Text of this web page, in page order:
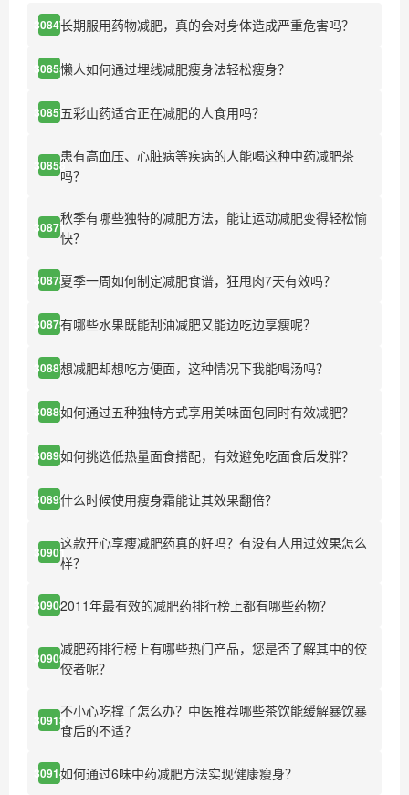
30847长期服用药物减肥，真的会对身体造成严重危害吗？
30855懒人如何通过埋线减肥瘦身法轻松瘦身？
30857五彩山药适合正在减肥的人食用吗？
30858
患有高血压、心脏病等疾病的人能喝这种中药减肥茶
吗？
30871
秋季有哪些独特的减肥方法，能让运动减肥变得轻松愉
快？
30878夏季一周如何制定减肥食谱，狂甩肉7天有效吗？
30879有哪些水果既能刮油减肥又能边吃边享瘦呢？
30887想减肥却想吃方便面，这种情况下我能喝汤吗？
30889如何通过五种独特方式享用美味面包同时有效减肥？
30890如何挑选低热量面食搭配，有效避免吃面食后发胖？
30899什么时候使用瘦身霜能让其效果翻倍？
30901
这款开心享瘦减肥药真的好吗？有没有人用过效果怎么
样？
309042011年最有效的减肥药排行榜上都有哪些药物？
30909
减肥药排行榜上有哪些热门产品，您是否了解其中的佼
佼者呢？
30913
不小心吃撑了怎么办？中医推荐哪些茶饮能缓解暴饮暴
食后的不适？
30914如何通过6味中药减肥方法实现健康瘦身？